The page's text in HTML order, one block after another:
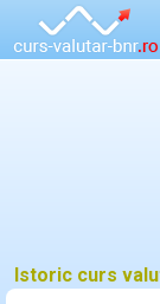
Istoric curs